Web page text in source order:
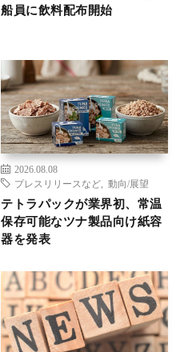
船員に飲料配布開始
2026.08.08
プレスリリースなど
動向/展望
テトラパックが業界初、常温
保存可能なツナ製品向け紙容
器を発表